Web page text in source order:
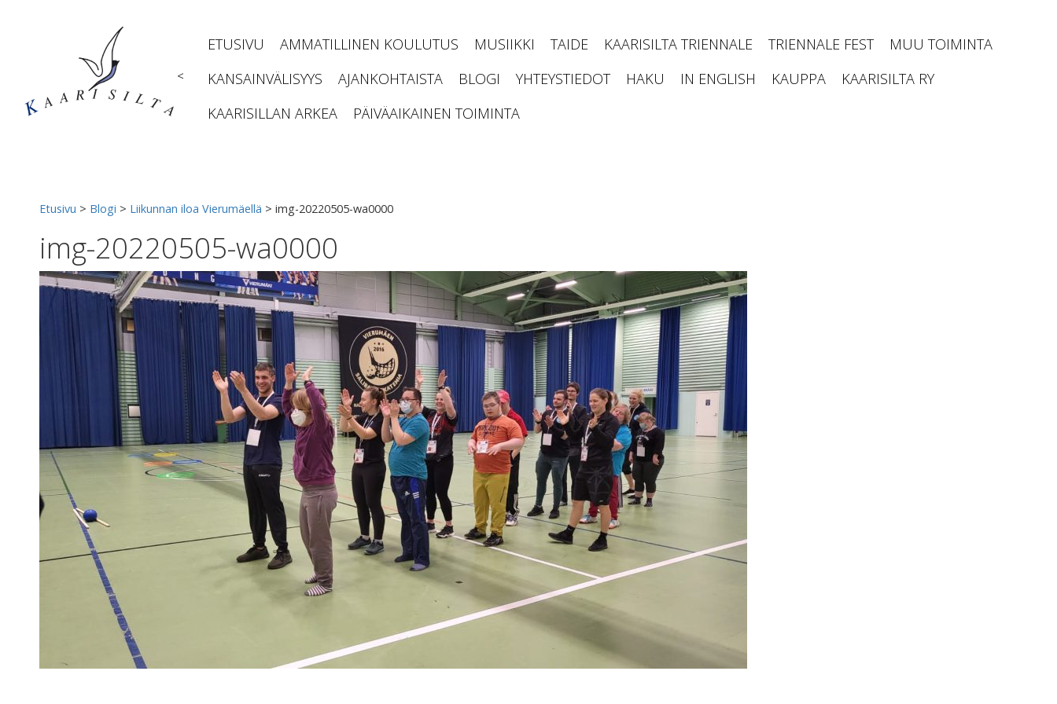
<
ETUSIVU AMMATILLINEN KOULUTUS MUSIIKKI TAIDE KAARISILTA TRIENNALE TRIENNALE FEST
MUU TOIMINTA
KANSAINVÄLISYYS
AJANKOHTAISTA BLOGI YHTEYSTIEDOT HAKU IN ENGLISH KAUPPA
KAARISILTA RY
KAARISILLAN ARKEA
PÄIVÄAIKAINEN TOIMINTA
Etusivu > Blogi > Liikunnan iloa Vierumäellä > img-20220505-wa0000
img-20220505-wa0000